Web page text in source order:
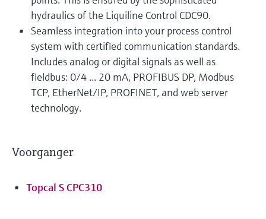
hydraulics of the Liquiline Control CDC90.
Seamless integration into your process control
system with certified communication standards.
Includes analog or digital signals as well as
fieldbus: 0/4 ... 20 mA, PROFIBUS DP, Modbus
TCP, EtherNet/IP, PROFINET, and web server
technology.
Voorganger
Topcal S CPC310